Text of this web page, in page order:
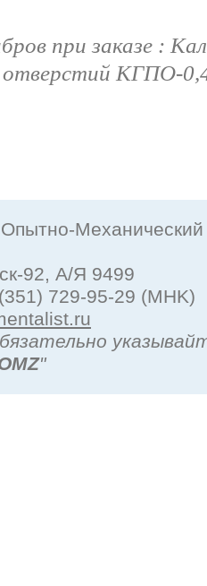
при заказе :
отверстий КГПО-
Механический
92, А/Я 9499
729-95-29 (MHK)
"